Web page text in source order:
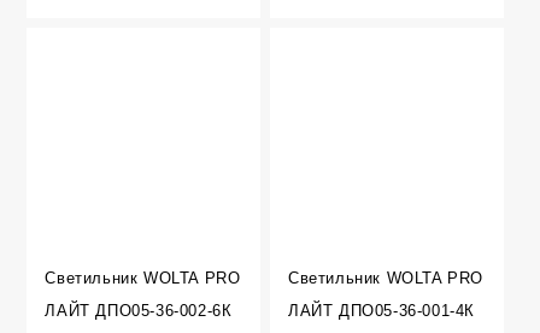
Светильник WOLTA PRO
ЛАЙТ ДПО05-36-002-6К
Светильник WOLTA PRO
ЛАЙТ ДПО05-36-001-4К